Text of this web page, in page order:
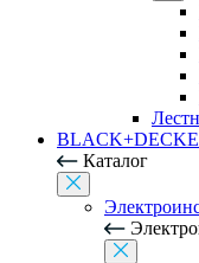
Каталог